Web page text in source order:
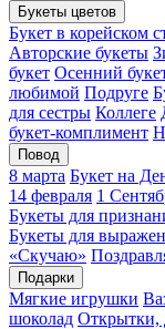
Букеты цветов
Букет в корейском
Авторские букеты
букет Осенний
любимой Подруге
для сестры Коллеге
букет-комплимент
Повод
8 марта Букет на
14 февраля 1
Букеты для
Букеты для
«Скучаю»
Подарки
Мягкие игрушки
шоколад Открытки,